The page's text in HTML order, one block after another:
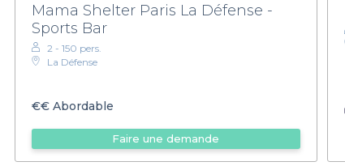
Mama Shelter Paris La Défense -
Sports Bar
2 - 150 pers.
La Défense
€€ Abordable
Faire une demande